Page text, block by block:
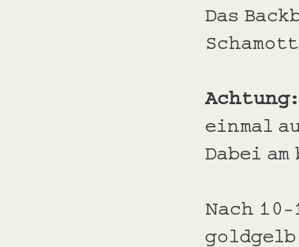
Das
Achtung:
einmal
Dabei
Nach
goldgelb